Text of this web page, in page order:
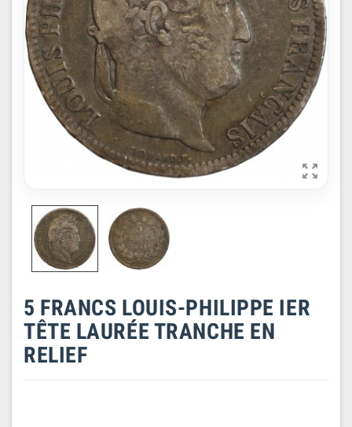

5 FRANCS LOUIS-PHILIPPE IER
TÊTE LAURÉE TRANCHE EN
RELIEF